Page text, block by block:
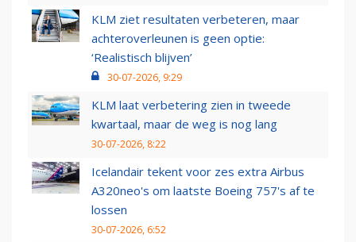
KLM ziet resultaten verbeteren, maar
achteroverleunen is geen optie:
‘Realistisch blijven’
30-07-2026, 9:29
KLM laat verbetering zien in tweede
kwartaal, maar de weg is nog lang
30-07-2026, 8:22
Icelandair tekent voor zes extra Airbus
A320neo's om laatste Boeing 757's af te
lossen
30-07-2026, 6:52